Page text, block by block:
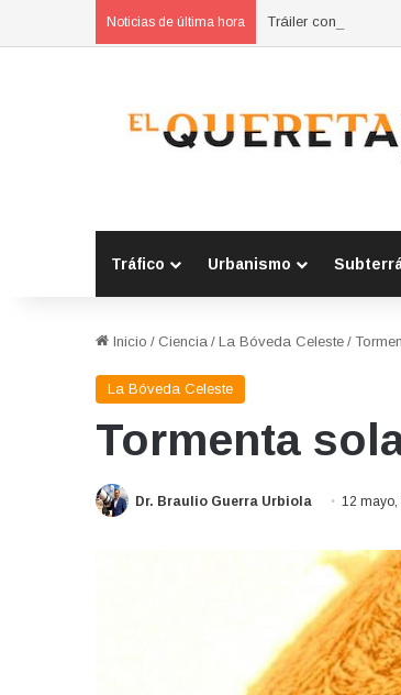
Noticias de última hora Tráiler con
Tráfico Urbanismo
Inicio / Ciencia / La Bóveda Celeste /
La Bóveda Celeste
Tormenta
Dr. Braulio Guerra Urbiola 12 mayo,